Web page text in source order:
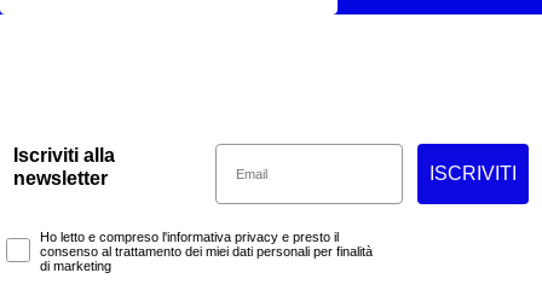
Iscriviti alla
newsletter
Email
ISCRIVITI
Marketing Consent
Ho letto e compreso l'informativa privacy e presto il
consenso al trattamento dei miei dati personali per finalità
di marketing